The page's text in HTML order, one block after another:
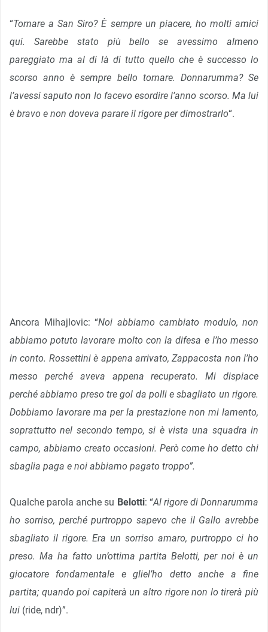
“Tornare a San Siro? È sempre un piacere, ho molti amici
qui. Sarebbe stato più bello se avessimo almeno
pareggiato ma al di là di tutto quello che è successo lo
scorso anno è sempre bello tornare. Donnarumma? Se
l’avessi saputo non lo facevo esordire l’anno scorso. Ma lui
è bravo e non doveva parare il rigore per dimostrarlo“.
Ancora Mihajlovic: “Noi abbiamo cambiato modulo, non
abbiamo potuto lavorare molto con la difesa e l’ho messo
in conto. Rossettini è appena arrivato, Zappacosta non l’ho
messo perché aveva appena recuperato. Mi dispiace
perché abbiamo preso tre gol da polli e sbagliato un rigore.
Dobbiamo lavorare ma per la prestazione non mi lamento,
soprattutto nel secondo tempo, si è vista una squadra in
campo, abbiamo creato occasioni. Però come ho detto chi
sbaglia paga e noi abbiamo pagato troppo”.
Qualche parola anche su Belotti: “Al rigore di Donnarumma
ho sorriso, perché purtroppo sapevo che il Gallo avrebbe
sbagliato il rigore. Era un sorriso amaro, purtroppo ci ho
preso. Ma ha fatto un’ottima partita Belotti, per noi è un
giocatore fondamentale e gliel’ho detto anche a fine
partita; quando poi capiterà un altro rigore non lo tirerà più
lui (ride, ndr)”.